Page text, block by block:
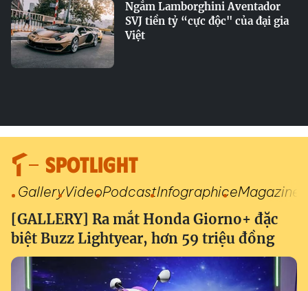
Ngắm Lamborghini Aventador
SVJ tiền tỷ “cực độc" của đại gia
Việt
SPOTLIGHT
GalleryVideoPodcastInfographiceMagazine
[GALLERY] Ra mắt Honda Giorno+ đặc
biệt Buzz Lightyear, hơn 59 triệu đồng